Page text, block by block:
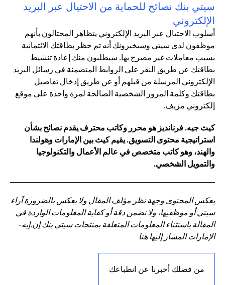
سيتي بنك نصائح للحماية من الاحتيال عبر البريد
الإلكتروني
أسلوب الاحتيال عبر البريد الإلكتروني يتظاهر المحتالون بأنهم
موظفون لدى سيتي وسيخبرونك أنه تم حظر بطاقتك الائتمانية
بسبب معاملات غير مصرح بها. سيطلبون منك إعادة تنشيط
بطاقتك عن طريق النقر على الروابط المتضمنة في رسائل البريد
الإلكتروني المرسلة من قبلهم أو عن طريق إدخال تفاصيل
بطاقتك وكلمة المرور الشخصية الصالحة لمرة واحدة على موقع
إلكتروني مزيف.
كيث جيه. فرنانديز هو محرر وكاتب محترف يقدم نصائح بشأن
استراتيجية محتوى التسويق. يقيم كيث بين الإمارات وهولندا
والهند، وهو كاتب متخصص في عالم الأعمال والتكنولوجيا
والتمويل الشخصي.
يعكس المحتوى وجهة نظر مؤلف المقال ولا يعكس بالضرورة آراء
سيتي أو موظفيها، ولا نضمن دقة أو كفاية المعلومات الواردة في
المقالة باستثناء المعلومات المتعلقة بمنتجات سيتي بنك إن.إيه-
الإمارات المشار إليها هنا
من فضلك أخبرنا عن انطباعك